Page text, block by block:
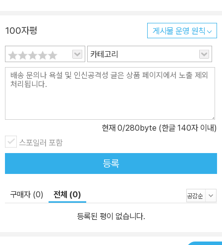
100자평 게시물 운영 원칙
카테고리
현재 0/280byte (한글 140자 이내)
스포일러 포함
등록
구매자 (0) 전체 (0)
등록된 평이 없습니다.